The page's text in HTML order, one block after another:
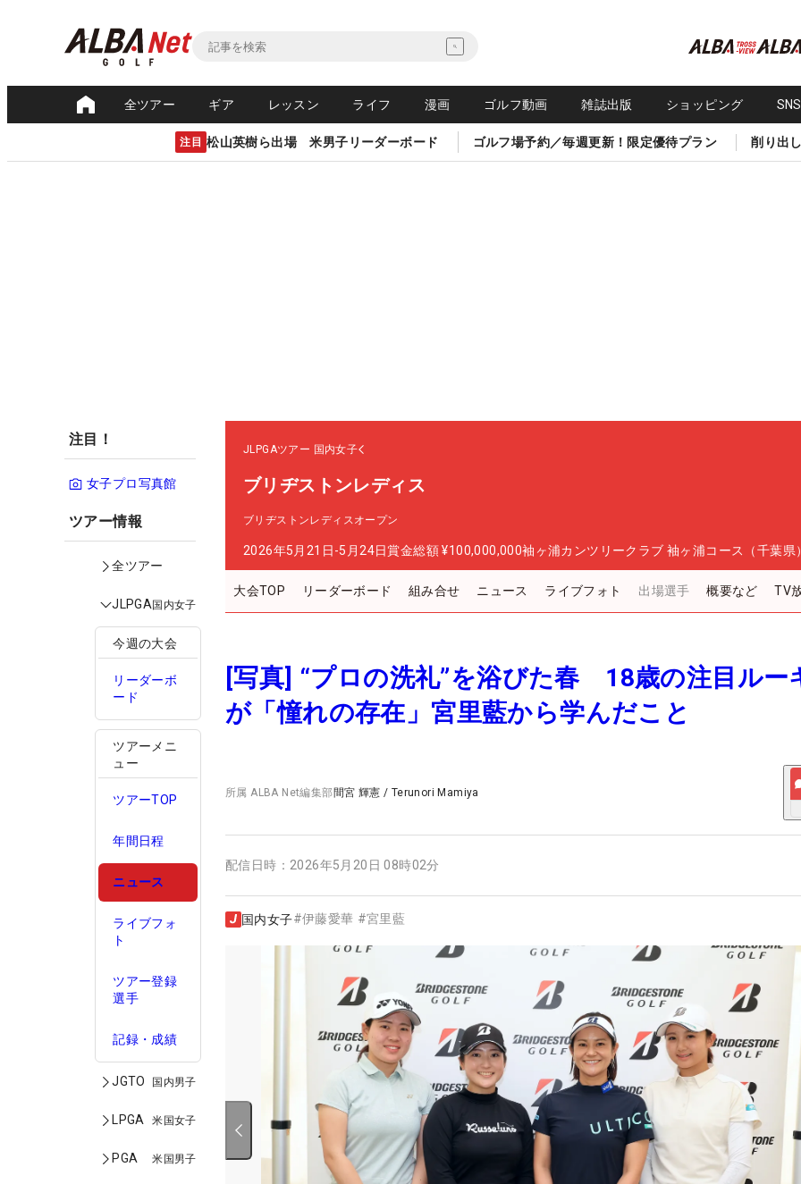
全ツアー ギア レッスン ライフ 漫画 ゴルフ動画 雑誌出版 ショッピング
注目 松山英樹ら出場 米男子リーダーボード ゴルフ場予約／毎週更新！限定優待プラン 削り出
注目！
女子プロ写真館
ツアー情報
全ツアー
JLPGA国内女子
今週の大会
リーダーボ
ード
ツアーメニ
ュー
ツアーTOP
年間日程
ニュース
ライブフォ
ト
ツアー登録
選手
記録・成績
JGTO 国内男子
LPGA 米国女子
PGA 米国男子
JLPGAツアー 国内女子
ブリヂストンレディス
ブリヂストンレディスオープン
2026年5月21日-5月24日賞金総額 ¥100,000,000袖ヶ浦カンツリークラブ 袖ヶ浦コース（千葉県
大会TOP リーダーボード 組み合せ ニュース ライブフォト 出場選手 概要など TV
[写真] “プロの洗礼”を浴びた春 18歳の注目ルー
が「憧れの存在」宮里藍から学んだこと
所属ALBA Net編集部間宮 輝憲 / Terunori Mamiya
配信日時： 2026年5月20日 08時02分
国内女子#伊藤愛華 #宮里藍